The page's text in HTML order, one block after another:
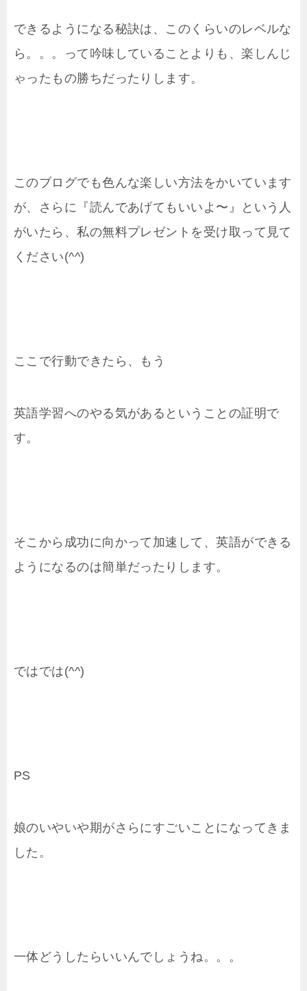
できるようになる秘訣は、このくらいのレベルな
ら。。。って吟味していることよりも、楽しんじ
ゃったもの勝ちだったりします。
このブログでも色んな楽しい方法をかいています
が、さらに『読んであげてもいいよ〜』という人
がいたら、私の無料プレゼントを受け取って見て
ください(^^)
ここで行動できたら、もう
英語学習へのやる気があるということの証明で
す。
そこから成功に向かって加速して、英語ができる
ようになるのは簡単だったりします。
ではでは(^^)
PS
娘のいやいや期がさらにすごいことになってきま
した。
一体どうしたらいいんでしょうね。。。